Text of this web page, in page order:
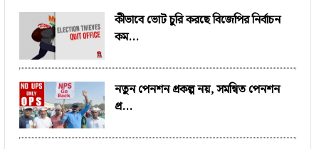
কীভাবে ভোট চুরি করছে বিজেপির নির্বাচন
কম...
নতুন পেনশন প্রকল্প নয়, সমন্বিত পেনশন
প্র...